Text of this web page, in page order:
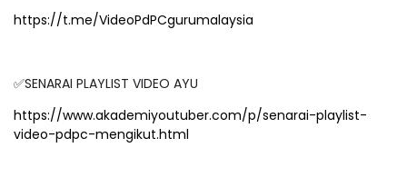
https://t.me/VideoPdPCgurumalaysia
✅SENARAI PLAYLIST VIDEO AYU
https://www.akademiyoutuber.com/p/senarai-playlist-
video-pdpc-mengikut.html